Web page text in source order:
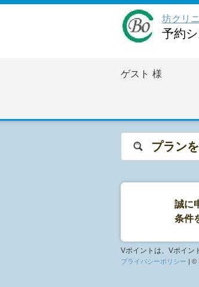
坊クリ
予約
ゲスト 様
プラン
誠に
条件
Vポイントは、Vポイン
プライバシーポリシー | ©